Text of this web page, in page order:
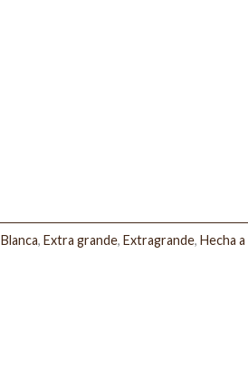
Blanca, Extra grande, Extragrande, Hecha